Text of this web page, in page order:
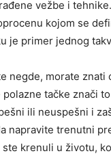
vežbe i
kojom se
je primer jednog
negde, morate znati
tačke znači
ili neuspešni i
napravite trenutni
ste krenuli u životu,